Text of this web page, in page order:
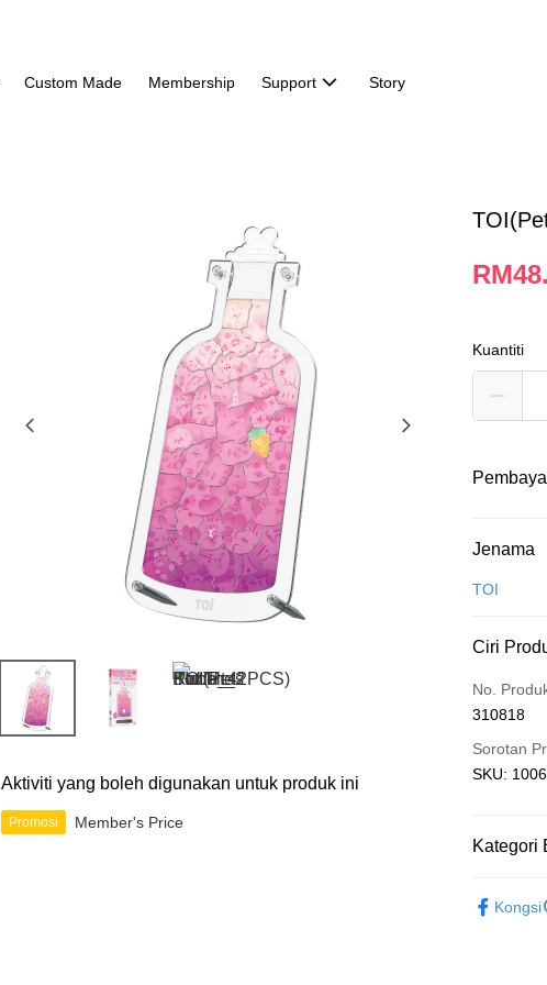
Custom Made Membership Support Story
Aktiviti yang boleh digunakan untuk produk ini
Promosi Member's Price
Kuantiti
Kaedah
Kad Kredit
Deskripsi
Leong
Touch 'n
GrabPay
Pilihan
Rumah
Jenama
TOI
Ciri
No.
310818
Sorotan
SKU:
Kategori
Kongsi